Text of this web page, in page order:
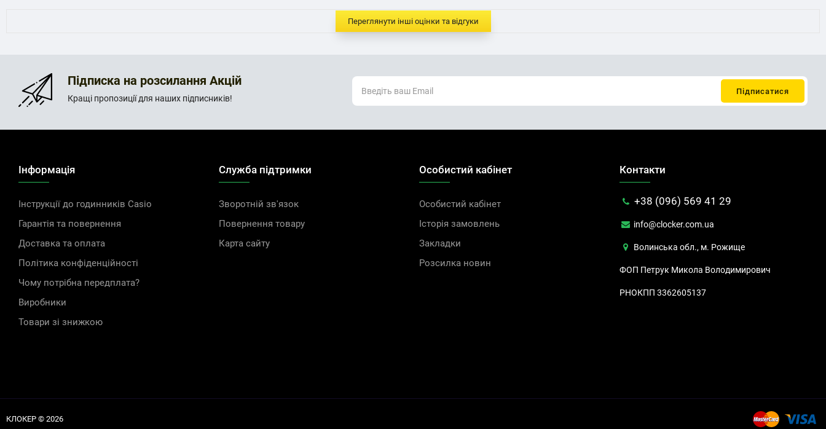
Переглянути інші оцінки та відгуки
Підписка на розсилання Акцій
Кращі пропозиції для наших підписників!
Інформація
Інструкції до годинників Casio
Гарантія та повернення
Доставка та оплата
Політика конфіденційності
Чому потрібна передплата?
Виробники
Товари зі знижкою
Служба підтримки
Зворотній зв'язок
Повернення товару
Карта сайту
Особистий кабінет
Особистий кабінет
Історія замовлень
Закладки
Розсилка новин
Контакти
+38 (096) 569 41 29
info@clocker.com.ua
Волинська обл., м. Рожище
ФОП Петрук Микола Володимирович
РНОКПП 3362605137
КЛОКЕР © 2026